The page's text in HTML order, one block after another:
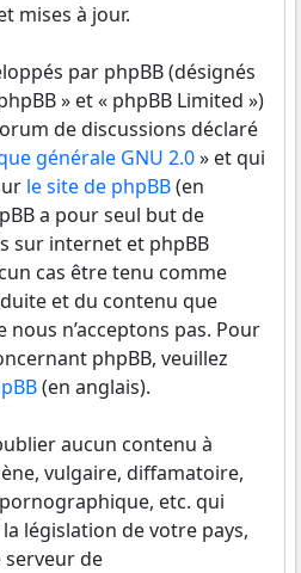
mises à jour.
par phpBB (désignés
» et « phpBB Limited »)
de discussions déclaré
générale GNU 2.0» et qui
le site de phpBB(en
a pour seul but de
sur internet et phpBB
cas être tenu comme
et du contenu que
n’acceptons pas. Pour
phpBB, veuillez
(en anglais).
aucun contenu à
vulgaire, diffamatoire,
etc. qui
législation de votre pays,
serveur de